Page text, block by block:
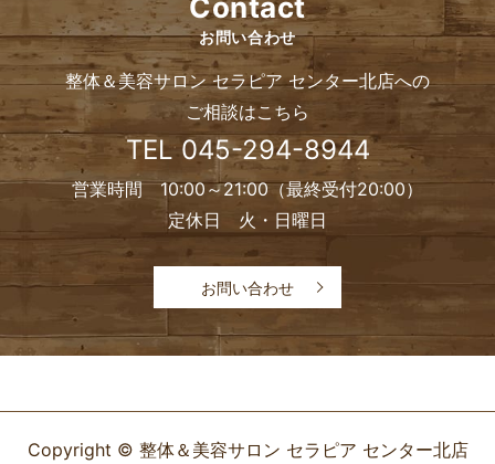
Contact
お問い合わせ
整体＆美容サロン セラピア センター北店への
ご相談はこちら
TEL045-294-8944
営業時間 10:00～21:00（最終受付20:00）
定休日 火・日曜日
お問い合わせ
Copyright © 整体＆美容サロン セラピア センター北店